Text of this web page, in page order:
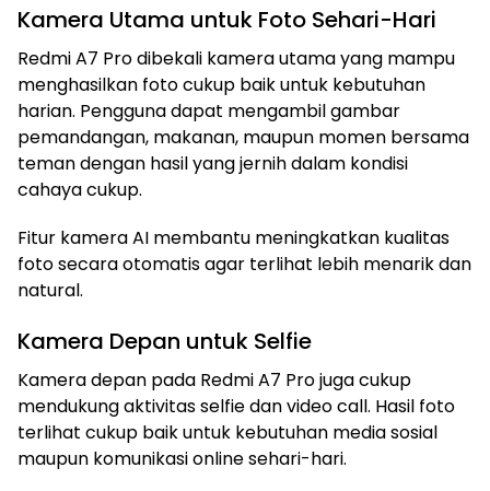
Kamera Utama untuk Foto Sehari-Hari
Redmi A7 Pro dibekali kamera utama yang mampu
menghasilkan foto cukup baik untuk kebutuhan
harian. Pengguna dapat mengambil gambar
pemandangan, makanan, maupun momen bersama
teman dengan hasil yang jernih dalam kondisi
cahaya cukup.
Fitur kamera AI membantu meningkatkan kualitas
foto secara otomatis agar terlihat lebih menarik dan
natural.
Kamera Depan untuk Selfie
Kamera depan pada Redmi A7 Pro juga cukup
mendukung aktivitas selfie dan video call. Hasil foto
terlihat cukup baik untuk kebutuhan media sosial
maupun komunikasi online sehari-hari.